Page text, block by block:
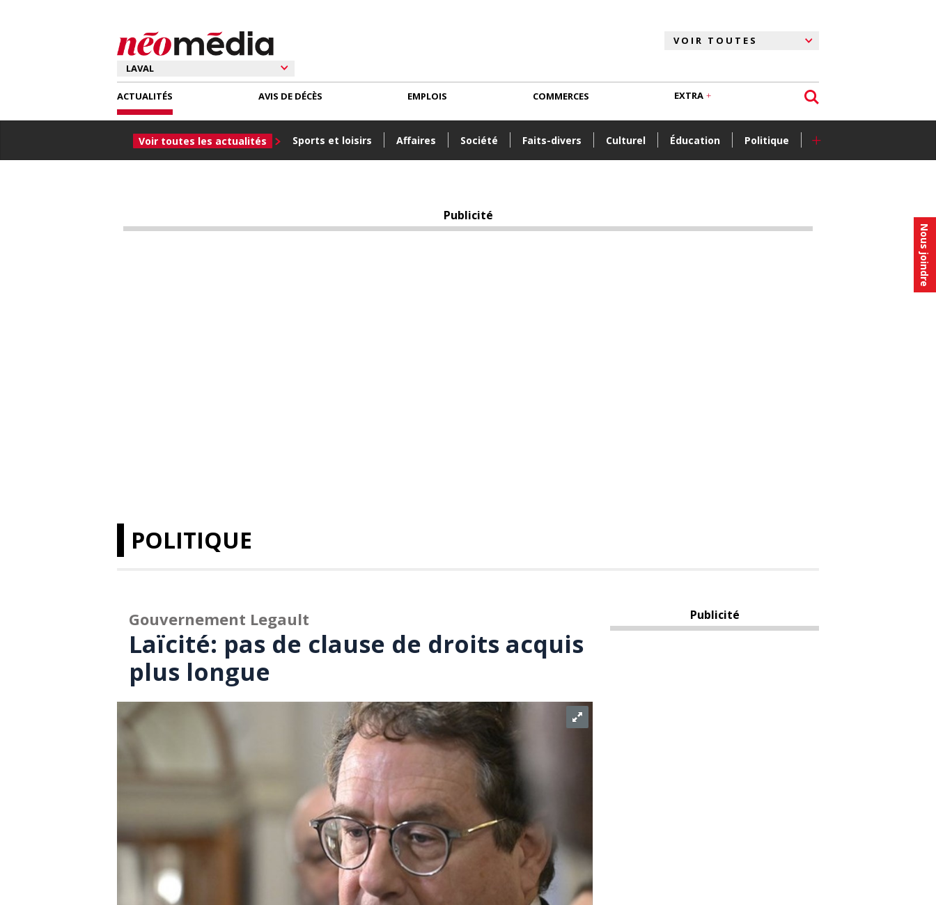
Nous joindre
ACTUALITÉS
Voir toutes les actualités Sports et loisirs Affaires Société Faits-divers Culturel Éducation Politique +
AVIS DE DÉCÈS EMPLOIS COMMERCES EXTRA
Publicité
POLITIQUE
Gouvernement Legault
Laïcité: pas de clause de droits acquis
plus longue
Publicité